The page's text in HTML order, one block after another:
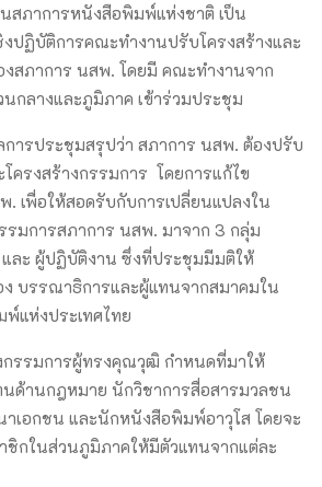
ภาการหนังสือพิมพ์แห่งชาติ เป็น
ปฏิบัติการคณะทำงานปรับโครงสร้างและ
สภาการ นสพ. โดยมี คณะทำงานจาก
กลางและภูมิภาค เข้าร่วมประชุม
การประชุมสรุปว่า สภาการ นสพ. ต้องปรับ
ครงสร้างกรรมการ โดยการแก้ไข
เพื่อให้สอดรับกับการเปลี่ยนแปลงใน
รมการสภาการ นสพ. มาจาก 3 กลุ่ม
ละ ผู้ปฏิบัติงาน ซึ่งที่ประชุมมีมติให้
ง บรรณาธิการและผู้แทนจากสมาคมใน
แห่งประเทศไทย
รรมการผู้ทรงคุณวุฒิ กำหนดที่มาให้
ด้านกฎหมาย นักวิชาการสื่อสารมวลชน
เอกชน และนักหนังสือพิมพ์อาวุโส โดยจะ
ชิกในส่วนภูมิภาคให้มีตัวแทนจากแต่ละ